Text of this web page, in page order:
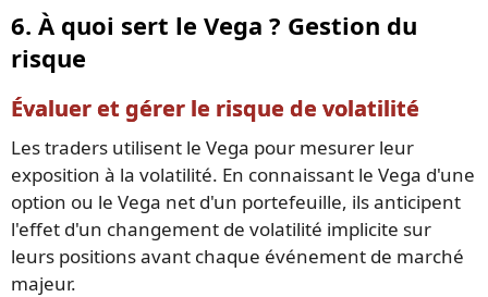
6. À quoi sert le Vega ? Gestion du
risque
Évaluer et gérer le risque de volatilité
Les traders utilisent le Vega pour mesurer leur
exposition à la volatilité. En connaissant le Vega d'une
option ou le Vega net d'un portefeuille, ils anticipent
l'effet d'un changement de volatilité implicite sur
leurs positions avant chaque événement de marché
majeur.